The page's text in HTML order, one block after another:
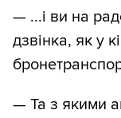
— ...і ви на
дзвінка, як у
— Та з якими